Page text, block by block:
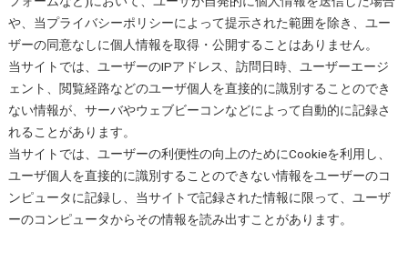
や、当プライバシーポリシーによって提示された範囲を除き、ユー
ザーの同意なしに個人情報を取得・公開することはありません。
当サイトでは、ユーザーのIPアドレス、訪問日時、ユーザーエージ
ェント、閲覧経路などのユーザ個人を直接的に識別することのでき
ない情報が、サーバやウェブビーコンなどによって自動的に記録さ
れることがあります。
当サイトでは、ユーザーの利便性の向上のためにCookieを利用し、
ユーザ個人を直接的に識別することのできない情報をユーザーのコ
ンピュータに記録し、当サイトで記録された情報に限って、ユーザ
ーのコンピュータからその情報を読み出すことがあります。